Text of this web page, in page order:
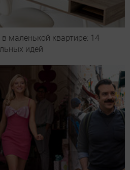
маленькой квартире: 14
идей